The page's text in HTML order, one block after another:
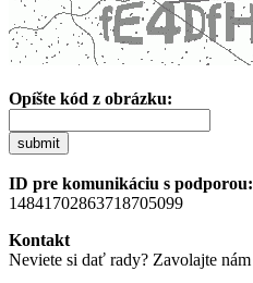
Opíšte kód z obrázku:
submit
ID pre komunikáciu s podporou:
14841702863718705099
Kontakt
Neviete si dať rady? Zavolajte nám